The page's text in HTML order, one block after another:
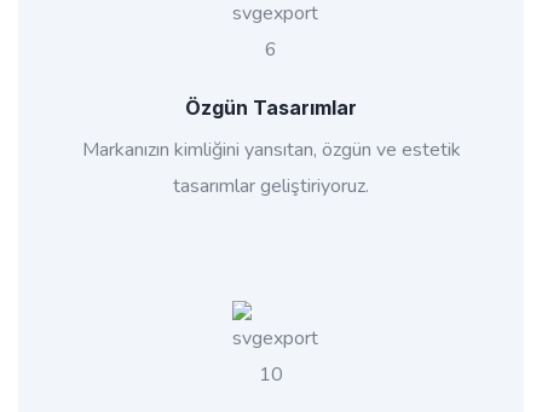
Özgün Tasarımlar
Markanızın kimliğini yansıtan, özgün ve estetik
tasarımlar geliştiriyoruz.